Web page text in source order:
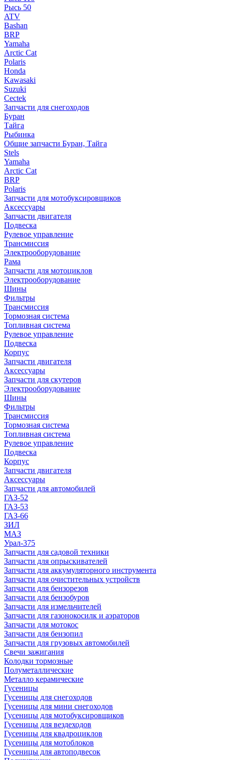
Рысь 50
ATV
Bashan
BRP
Yamaha
Arctic Cat
Polaris
Honda
Kawasaki
Suzuki
Cectek
Запчасти для снегоходов
Буран
Тайга
Рыбинка
Общие запчасти Буран, Тайга
Stels
Yamaha
Arctic Cat
BRP
Polaris
Запчасти для мотобуксировщиков
Аксессуары
Запчасти двигателя
Подвеска
Рулевое управление
Трансмиссия
Электрооборудование
Рама
Запчасти для мотоциклов
Электрооборудование
Шины
Фильтры
Трансмиссия
Тормозная система
Топливная система
Рулевое управление
Подвеска
Корпус
Запчасти двигателя
Аксессуары
Запчасти для скутеров
Электрооборудование
Шины
Фильтры
Трансмиссия
Тормозная система
Топливная система
Рулевое управление
Подвеска
Корпус
Запчасти двигателя
Аксессуары
Запчасти для автомобилей
ГАЗ-52
ГАЗ-53
ГАЗ-66
ЗИЛ
МАЗ
Урал-375
Запчасти для садовой техники
Запчасти для опрыскивателей
Запчасти для аккумуляторного инструмента
Запчасти для очистительных устройств
Запчасти для бензорезов
Запчасти для бензобуров
Запчасти для измельчителей
Запчасти для газонокосилк и аэраторов
Запчасти для мотокос
Запчасти для бензопил
Запчасти для грузовых автомобилей
Свечи зажигания
Колодки тормозные
Полуметаллические
Металло керамические
Гусеницы
Гусеницы для снегоходов
Гусеницы для мини снегоходов
Гусеницы для мотобуксировщиков
Гусеницы для вездеходов
Гусеницы для квадроциклов
Гусеницы для мотоблоков
Гусеницы для автоподвесок